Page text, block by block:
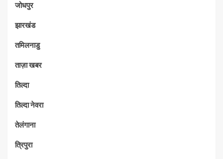
जोधपुर
झारखंड
तमिलनाडु
ताज़ा खबर
तिल्दा
तिल्दा नेवरा
तेलंगाना
त्रिपुरा